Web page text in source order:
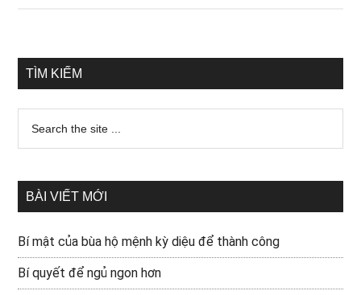
TÌM KIẾM
BÀI VIẾT MỚI
Bí mật của bùa hộ mệnh kỳ diệu để thành công
Bí quyết để ngủ ngon hơn